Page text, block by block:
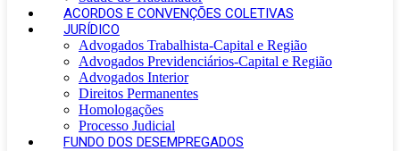
ACORDOS E CONVENÇÕES COLETIVAS
JURÍDICO
Advogados Trabalhista-Capital e Região
Advogados Previdenciários-Capital e Região
Advogados Interior
Direitos Permanentes
Homologações
Processo Judicial
FUNDO DOS DESEMPREGADOS